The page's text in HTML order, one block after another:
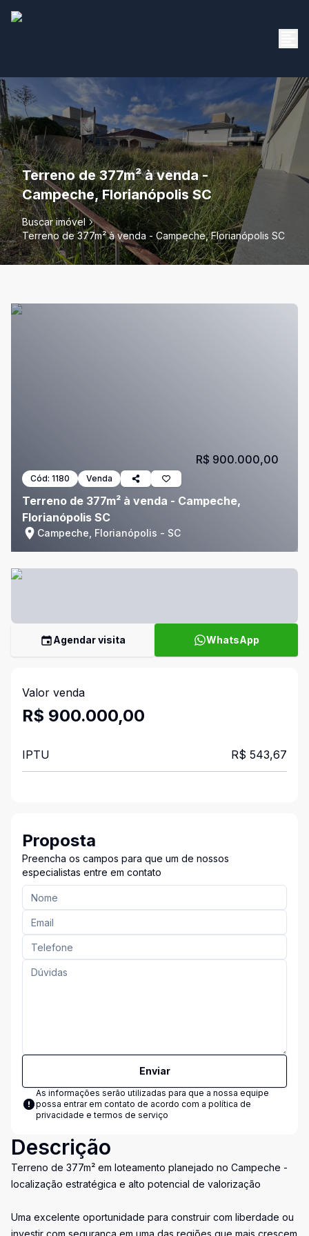
Terreno de 377m² à venda -
Campeche, Florianópolis SC
Buscar imóvel
Terreno de 377m² à venda - Campeche, Florianópolis SC
Cód: 1180 Venda
Terreno de 377m² à venda - Campeche,
Florianópolis SC
Campeche, Florianópolis - SC
R$ 900.000,00
Agendar visita WhatsApp
Valor venda
R$ 900.000,00
IPTU R$ 543,67
Proposta
Preencha os campos para que um de nossos
especialistas entre em contato
Enviar
As informações serão utilizadas para que a nossa equipe
possa entrar em contato de acordo com a política de
privacidade e termos de serviço
Descrição
Terreno de 377m² em loteamento planejado no Campeche -
localização estratégica e alto potencial de valorização
Uma excelente oportunidade para construir com liberdade ou
investir com segurança em uma das regiões que mais crescem